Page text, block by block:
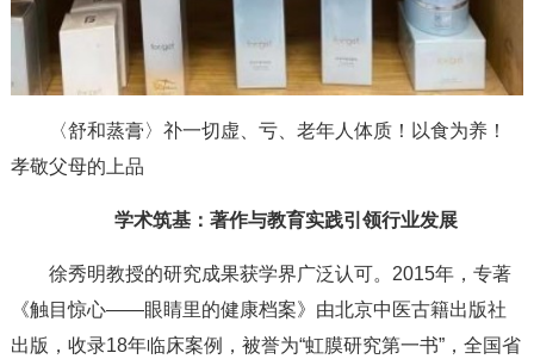
〈舒和蒸膏〉䃼一切虚、亏、老年人体质！以食为养！
孝敬父母的上品
学术筑基：著作与教育实践引领行业发展
徐秀明教授的研究成果获学界广泛认可。2015年，专著
《触目惊心——眼睛里的健康档案》由北京中医古籍出版社
出版，收录18年临床案例，被誉为“虹膜研究第一书”，全国省